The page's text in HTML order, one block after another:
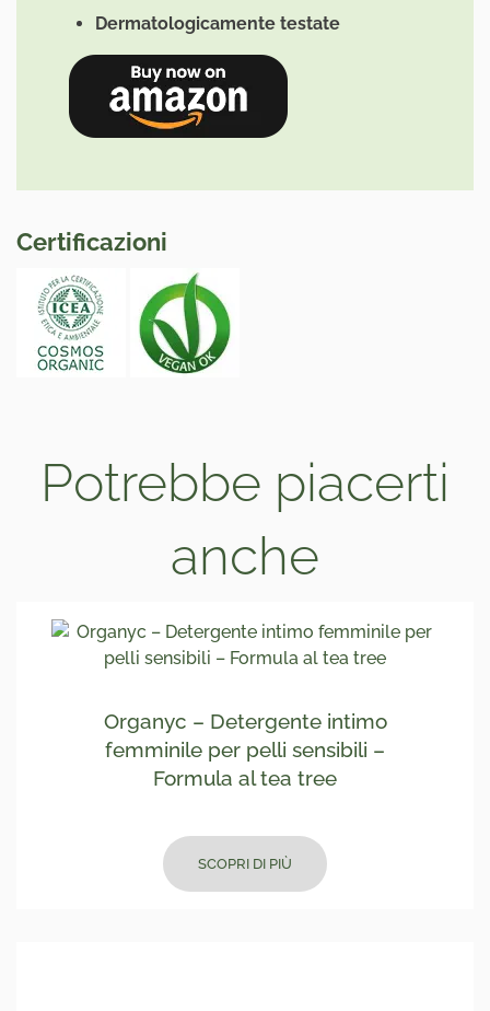
Dermatologicamente testate
Certificazioni
Potrebbe piacerti
anche
Organyc – Detergente intimo
femminile per pelli sensibili –
Formula al tea tree
SCOPRI DI PIÙ